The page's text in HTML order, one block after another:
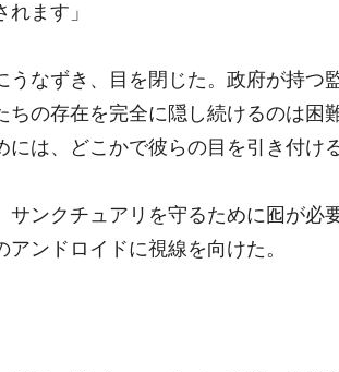
ます」
うなずき、目を閉じた。政府が持つ
ちの存在を完全に隠し続けるのは困
には、どこかで彼らの目を引き付け
サンクチュアリを守るために囮が
アンドロイドに視線を向けた。